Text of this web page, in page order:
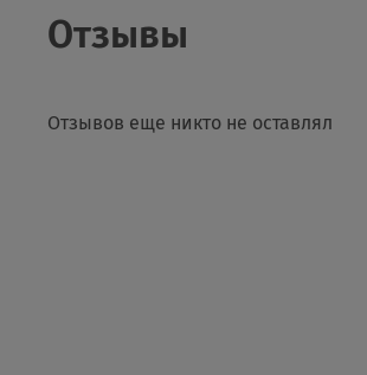
Отзывы
Отзывов еще никто не оставлял